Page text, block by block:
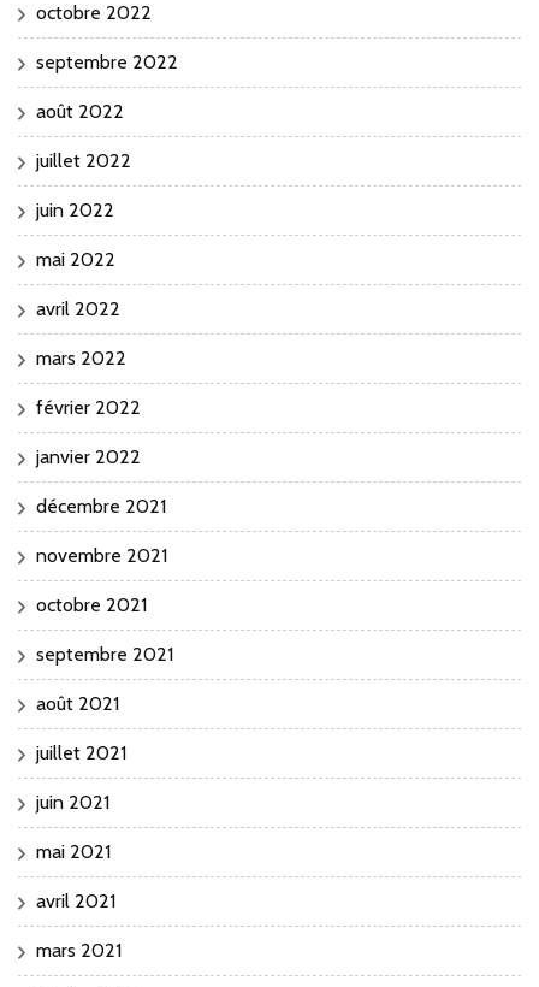
octobre 2022
septembre 2022
août 2022
juillet 2022
juin 2022
mai 2022
avril 2022
mars 2022
février 2022
janvier 2022
décembre 2021
novembre 2021
octobre 2021
septembre 2021
août 2021
juillet 2021
juin 2021
mai 2021
avril 2021
mars 2021